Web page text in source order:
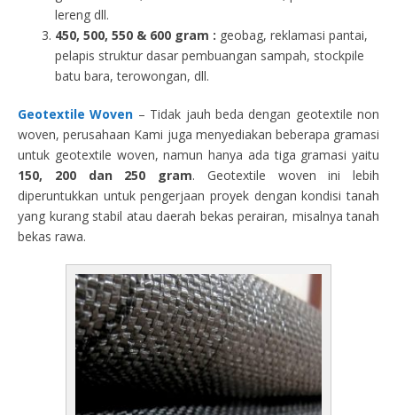
lereng dll.
450, 500, 550 & 600 gram : geobag, reklamasi pantai,
pelapis struktur dasar pembuangan sampah, stockpile
batu bara, terowongan, dll.
Geotextile Woven – Tidak jauh beda dengan geotextile non
woven, perusahaan Kami juga menyediakan beberapa gramasi
untuk geotextile woven, namun hanya ada tiga gramasi yaitu
150, 200 dan 250 gram. Geotextile woven ini lebih
diperuntukkan untuk pengerjaan proyek dengan kondisi tanah
yang kurang stabil atau daerah bekas perairan, misalnya tanah
bekas rawa.